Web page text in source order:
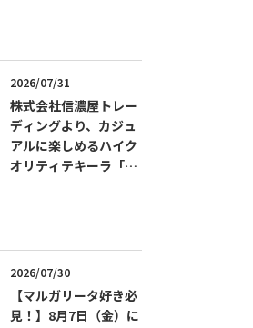
8月限定メニューに！
2026/07/31
株式会社信濃屋トレー
ディングより、カジュ
アルに楽しめるハイク
オリティテキーラ「ド
2026/07/30
【マルガリータ好き必
見！】8月7日（金）に